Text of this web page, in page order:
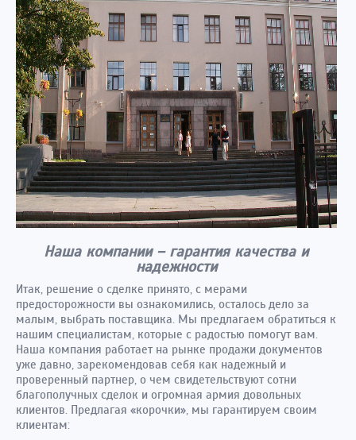
Наша компании – гарантия качества и
надежности
Итак, решение о сделке принято, с мерами
предосторожности вы ознакомились, осталось дело за
малым, выбрать поставщика. Мы предлагаем обратиться к
нашим специалистам, которые с радостью помогут вам.
Наша компания работает на рынке продажи документов
уже давно, зарекомендовав себя как надежный и
проверенный партнер, о чем свидетельствуют сотни
благополучных сделок и огромная армия довольных
клиентов. Предлагая «корочки», мы гарантируем своим
клиентам: